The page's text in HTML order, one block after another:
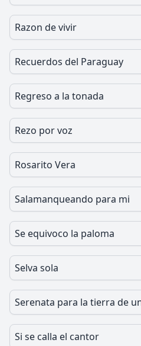
Razon de vivir
Recuerdos del Paraguay
Regreso a la tonada
Rezo por voz
Rosarito Vera
Salamanqueando para mi
Se equivoco la paloma
Selva sola
Serenata para la tierra de
Si se calla el cantor